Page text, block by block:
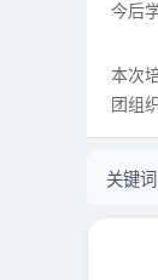
今后
本次
团组
关键词